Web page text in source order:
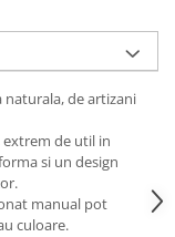
de artizani
de util in
si un design
manual pot
culoare.